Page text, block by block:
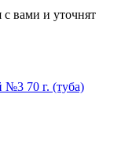
вами и уточнят